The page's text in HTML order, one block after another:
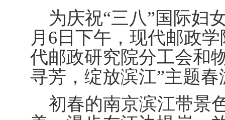
为庆祝“三八”国际妇
月6日下午，现代邮政
代邮政研究院分工会和
寻芳，绽放滨江”主题春
初春的南京滨江带景